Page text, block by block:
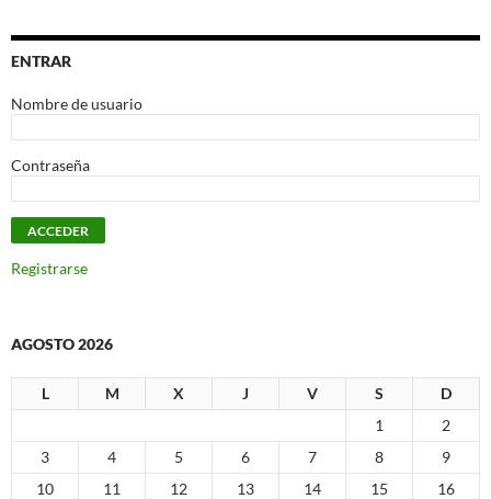
ENTRAR
Nombre de usuario
Contraseña
Registrarse
AGOSTO 2026
L M X J V S
D
1
2
3
4 5 6 7 8
9
10
11 12 13 14 15
16